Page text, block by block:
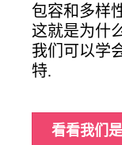
包容和多样
这就是为什
我们可以学
特.
看看我们